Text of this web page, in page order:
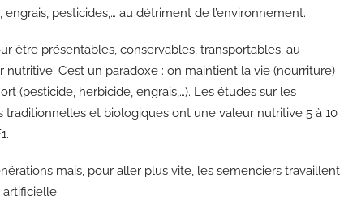
pesticides,… au détriment de l’environnement.
être présentables, conservables, transportables, au
C’est un paradoxe : on maintient la vie (nourriture)
(pesticide, herbicide, engrais,…). Les études sur les
et biologiques ont une valeur nutritive 5 à 10
mais, pour aller plus vite, les semenciers travaillent
artificielle.